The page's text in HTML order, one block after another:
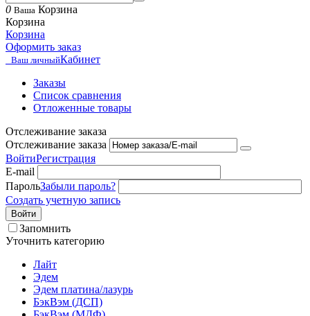
0 Ваша Корзина
Корзина
Корзина
Оформить заказ
Ваш личныйКабинет
Заказы
Список сравнения
Отложенные товары
Отслеживание заказа
Отслеживание заказа
ВойтиРегистрация
E-mail
ПарольЗабыли пароль?
Создать учетную запись
Войти
Запомнить
Уточнить категорию
Лайт
Эдем
Эдем платина/лазурь
БэкВэм (ДСП)